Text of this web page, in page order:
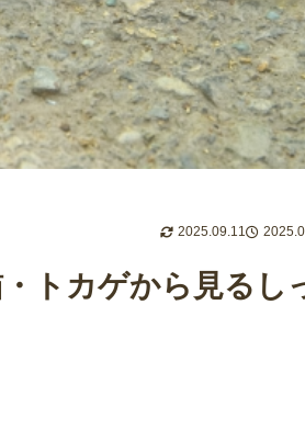
2025.09.11
トカゲから見るし